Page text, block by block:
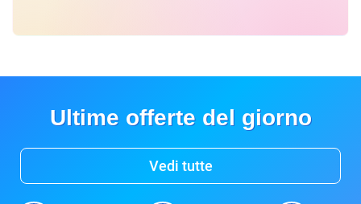
Ultime offerte del giorno
Vedi tutte